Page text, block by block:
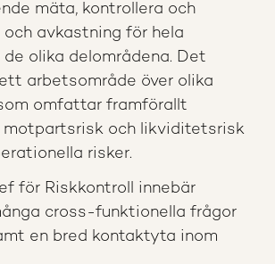
mäta, kontrollera och
avkastning för hela
olika delområdena. Det
arbetsområde över olika
omfattar framförallt
motpartsrisk och likviditetsrisk
risker.
för Riskkontroll innebär
cross-funktionella frågor
en bred kontaktyta inom